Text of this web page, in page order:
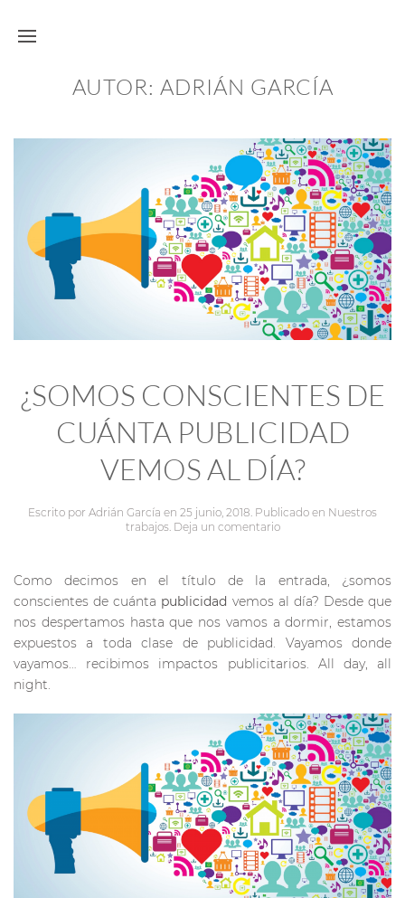
AUTOR: ADRIÁN GARCÍA
¿SOMOS CONSCIENTES DE
CUÁNTA PUBLICIDAD
VEMOS AL DÍA?
Escrito por Adrián García en 25 junio, 2018 . Publicado en Nuestros
trabajos. Deja un comentario
Como decimos en el título de la entrada, ¿somos
conscientes de cuánta publicidad vemos al día? Desde que
nos despertamos hasta que nos vamos a dormir, estamos
expuestos a toda clase de publicidad. Vayamos donde
vayamos… recibimos impactos publicitarios. All day, all
night.